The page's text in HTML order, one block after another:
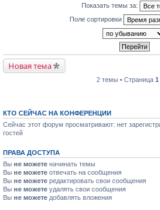
Показать темы за:
Поле сортировки
Новая тема
2 темы • Страница 1
КТО СЕЙЧАС НА КОНФЕРЕНЦИИ
Сейчас этот форум просматривают: нет
гостей
ПРАВА ДОСТУПА
Вы не можете начинать темы
Вы не можете отвечать на сообщения
Вы не можете редактировать свои сообщения
Вы не можете удалять свои сообщения
Вы не можете добавлять вложения